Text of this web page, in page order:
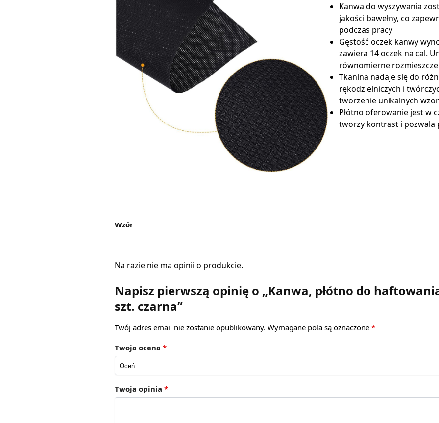
Kanwa do wyszywania
jakości bawełny, co
podczas pracy
Gęstość oczek kanwy
zawiera 14 oczek na cal.
równomierne
Tkanina nadaje się do
rękodzielniczych i
tworzenie unikalnych
Płótno oferowanie jest w
tworzy kontrast i pozwala
Wzór
Na razie nie ma opinii o produkcie.
Napisz pierwszą opinię o „Kanwa, płótno do
szt. czarna”
Twój adres email nie zostanie opublikowany. Wymagane pola są oznaczone *
Twoja ocena *
Twoja opinia *